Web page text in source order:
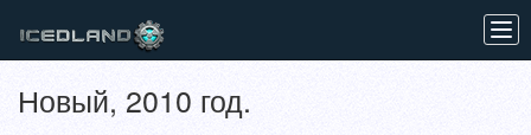
Новый, 2010 год.